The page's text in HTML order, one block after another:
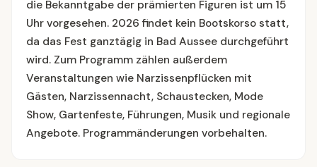
die Bekanntgabe der prämierten Figuren ist um 15
Uhr vorgesehen. 2026 findet kein Bootskorso statt,
da das Fest ganztägig in Bad Aussee durchgeführt
wird. Zum Programm zählen außerdem
Veranstaltungen wie Narzissenpflücken mit
Gästen, Narzissennacht, Schaustecken, Mode
Show, Gartenfeste, Führungen, Musik und regionale
Angebote. Programmänderungen vorbehalten.